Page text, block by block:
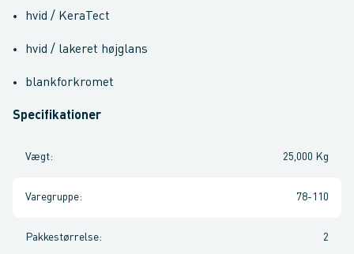
hvid / KeraTect
hvid / lakeret højglans
blankforkromet
Specifikationer
Vægt: 25,000 Kg
Varegruppe: 78-110
Pakkestørrelse: 2